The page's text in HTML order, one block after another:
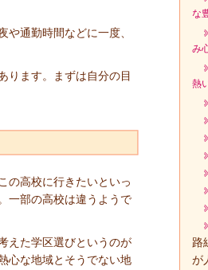
通勤時間などに一度、
ります。まずは自分の目
の高校に行きたいといっ
一部の高校は違うようで
えた学区選びというのが
心な地域とそうでない地
な
み
熱
路
が